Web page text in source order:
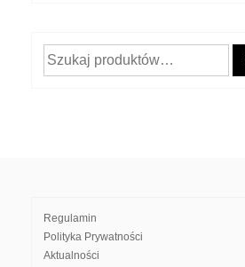
Szukaj:
Regulamin
Polityka Prywatności
Aktualności